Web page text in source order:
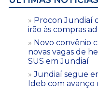
Procon Jundiaí
irão às compras
Novo convênio
novas vagas de
SUS em Jundiaí
Jundiaí segue
Ideb com avanço